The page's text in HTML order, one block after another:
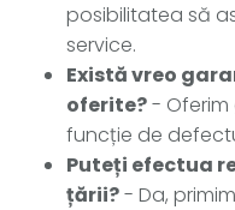
posibilitatea să
service.
Există vreo
oferite?- Oferim
funcție de
Puteți efectua
țării?- Da,